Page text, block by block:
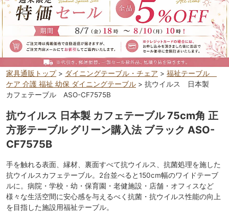
家具通販トップ> ダイニングテーブル・チェア > 福祉テーブル
ケア 介護 福祉 幼保 ダイニングテーブル > 抗ウイルス 日本製
カフェテーブル ASO-CF7575B
抗ウイルス 日本製 カフェテーブル 75cm角 正
方形テーブル グリーン購入法 ブラック ASO-
CF7575B
手を触れる表面、縁材、裏面すべて抗ウイルス、抗菌処理を施した
抗ウイルスカフェテーブル。2台並べると150cm幅のワイドテーブ
ルに。病院・学校・幼・保育園・老健施設・店舗・オフィスなど
様々な生活空間に安心感を与えるべく抗菌・抗ウイルス性能の向上
を目指した施設用福祉テーブル。